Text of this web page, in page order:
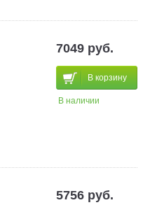
7049 руб.
В корзину
В наличии
5756 руб.